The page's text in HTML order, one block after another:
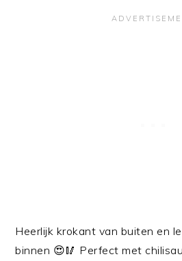
Heerlijk krokant van buiten en
binnen 😍🥢 Perfect met